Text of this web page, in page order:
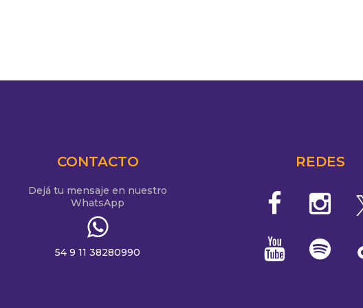
CONTACTO
Dejá tu mensaje en nuestro
WhatsApp
54 9 11 38280990
REDES